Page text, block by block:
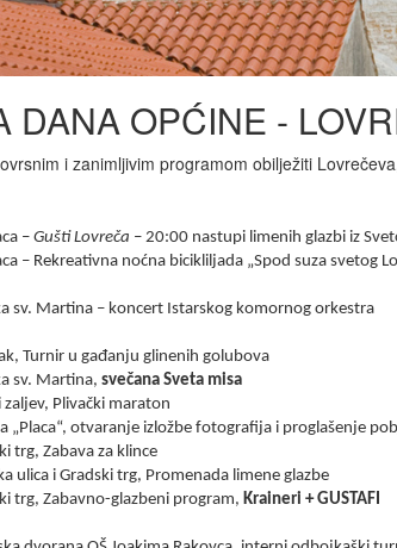
DANA OPĆINE -
i zanimljivim programom obilježiti
–Gušti Lovreča – 20:00 nastupi limenih glazbi iz
– Rekreativna noćna bicikliljada „Spod suza svetog
sv. Martina – koncert Istarskog komornog orkestra
Turnir u gađanju glinenih golubova
sv. Martina, svečana Sveta misa
zaljev, Plivački maraton
„Placa“, otvaranje izložbe fotografija i proglašenje
trg, Zabava za klince
ulica i Gradski trg, Promenada limene glazbe
trg, Zabavno-glazbeni program, Kraineri + GUSTAFI